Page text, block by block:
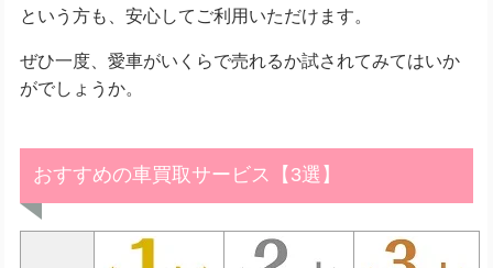
という方も、安心してご利用いただけます。
ぜひ一度、愛車がいくらで売れるか試されてみてはいか
がでしょうか。
おすすめの車買取サービス【3選】